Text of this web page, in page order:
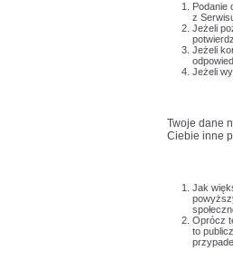
Podanie
z
Jeżeli
Jeżeli
Jeżeli
Twoje dane
Ciebie inne
Jak
Oprócz
to